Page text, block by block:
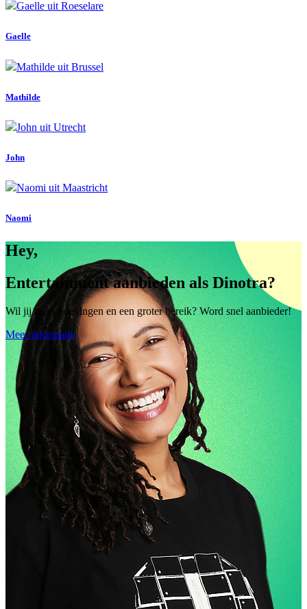
Gaelle
Mathilde
John
Naomi
Hey,
Entertainment aanbieden als Dinotra?
Wil jij meer boekingen en een groter bereik? Word snel aanbieder!
Meer informatie